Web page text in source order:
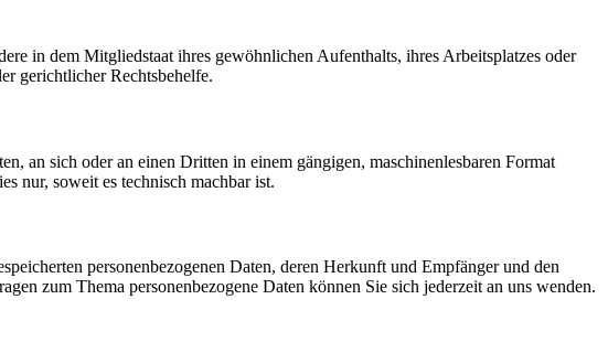
in dem Mitgliedstaat ihres gewöhnlichen Aufenthalts, ihres Arbeitsplatzes oder
gerichtlicher Rechtsbehelfe.
an sich oder an einen Dritten in einem gängigen, maschinenlesbaren Format
nur, soweit es technisch machbar ist.
personenbezogenen Daten, deren Herkunft und Empfänger und den
zum Thema personenbezogene Daten können Sie sich jederzeit an uns wenden.